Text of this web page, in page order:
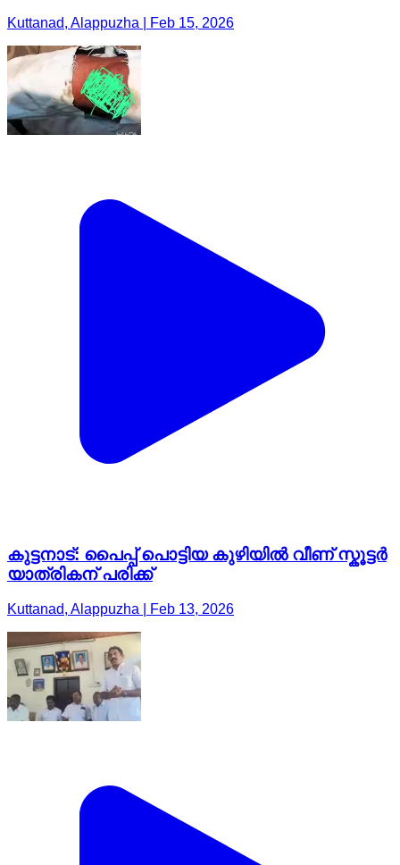
Kuttanad, Alappuzha | Feb 15, 2026
കുട്ടനാട്: പൈപ്പ് പൊട്ടിയ കുഴിയിൽ വീണ് സ്കൂട്ടർ
യാത്രികന് പരിക്ക്
Kuttanad, Alappuzha | Feb 13, 2026